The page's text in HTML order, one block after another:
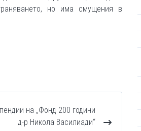
но има смущения в
на „Фонд 200 години
д-р Никола Василиади“